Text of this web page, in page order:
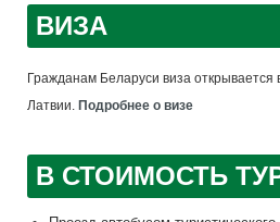
ВИЗА
Гражданам Беларуси виза открывается
Латвии. Подробнее о визе
В СТОИМОСТЬ